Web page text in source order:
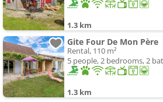
1.3 km
Gite Four De Mon Père
Rental, 110 m²
5 people, 2 bedrooms, 2
1.3 km